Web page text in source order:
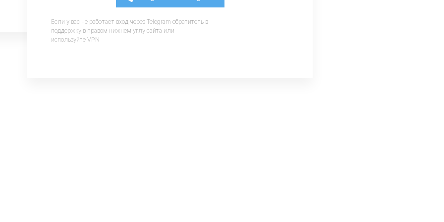
Если у вас не работает вход через Telegram обратитеть в
поддержку в правом нижнем углу сайта или
используйте VPN